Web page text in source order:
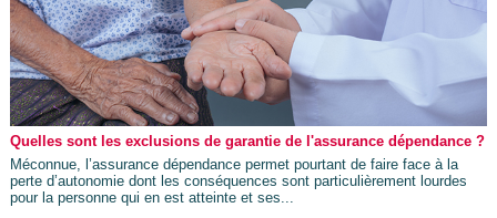
Quelles sont les exclusions de garantie de l'assurance dépendance ?
Méconnue, l’assurance dépendance permet pourtant de faire face à la
perte d’autonomie dont les conséquences sont particulièrement lourdes
pour la personne qui en est atteinte et ses...